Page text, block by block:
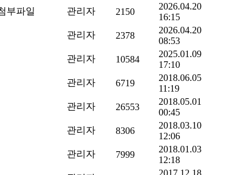
관리자 2150
2026.04.20
16:15
관리자 2378
2026.04.20
08:53
관리자 10584
2025.01.09
17:10
관리자 6719
2018.06.05
11:19
관리자 26553
2018.05.01
00:45
관리자 8306
2018.03.10
12:06
관리자 7999
2018.01.03
12:18
2017.12.18